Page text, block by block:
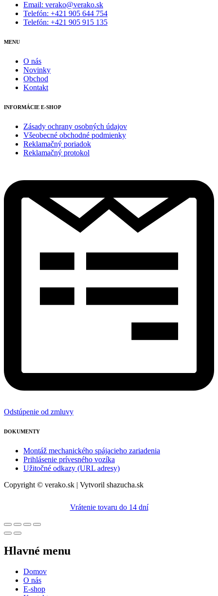
Email: verako@verako.sk
Telefón: +421 905 644 754
Telefón: +421 905 915 135
MENU
O nás
Novinky
Obchod
Kontakt
INFORMÁCIE E-SHOP
Zásady ochrany osobných údajov
Všeobecné obchodné podmienky
Reklamačný poriadok
Reklamačný protokol
Odstúpenie od zmluvy
DOKUMENTY
Montáž mechanického spájacieho zariadenia
Prihlásenie prívesného vozíka
Užitočné odkazy (URL adresy)
Copyright © verako.sk | Vytvoril shazucha.sk
Vrátenie tovaru do 14 dní
Hlavné menu
Domov
O nás
E-shop